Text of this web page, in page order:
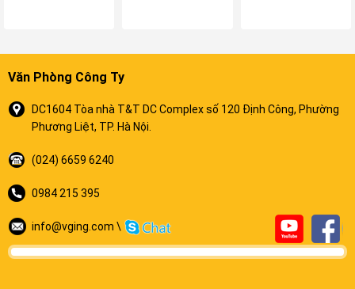
Văn Phòng Công Ty
DC1604 Tòa nhà T&T DC Complex số 120 Định Công, Phường
Phương Liệt, TP. Hà Nội.
(024) 6659 6240
0984 215 395
info@vging.com \